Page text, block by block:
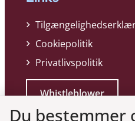
Cookiepolitik
Privatlivspolitik
Whistleblower
Du bestemmer